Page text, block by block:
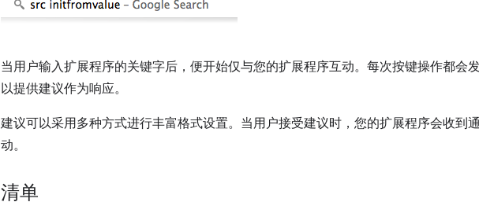
当用户输入扩展程序的关键字后，便开始仅与您的扩展程序互动。每次按键操作都会
以提供建议作为响应。
建议可以采用多种方式进行丰富格式设置。当用户接受建议时，您的扩展程序会收到
动。
清单